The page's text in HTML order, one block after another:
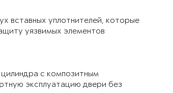
вставных уплотнителей, которые
уязвимых элементов
с композитным
эксплуатацию двери без